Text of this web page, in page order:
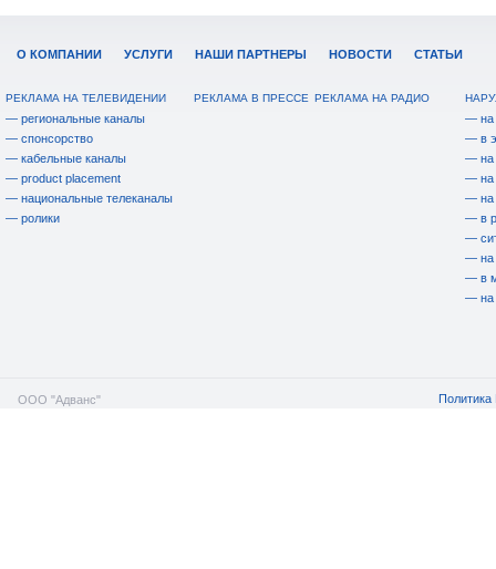
О КОМПАНИИ УСЛУГИ НАШИ ПАРТНЕРЫ НОВОСТИ СТАТЬИ
РЕКЛАМА НА ТЕЛЕВИДЕНИИ
— региональные каналы
— спонсорство
— кабельные каналы
— product placement
— национальные телеканалы
— ролики
РЕКЛАМА В ПРЕССЕ РЕКЛАМА НА РАДИО
— на
— в
— на
— на
— на
— в
—
— на
— в
— на
ООО "Адванс" Политика